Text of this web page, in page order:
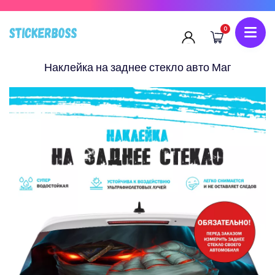
0
Наклейка на заднее стекло авто Маг